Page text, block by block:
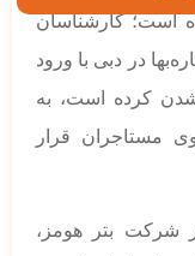
است؛ کارشناسان
در دبی با ورود
کرده است، به
مستاجران قرار
شرکت بتر هومز،